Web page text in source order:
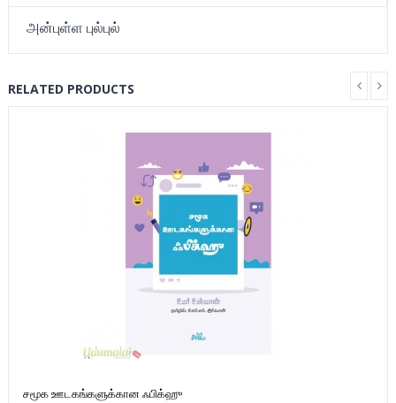
அன்புள்ள புல்புல்
RELATED PRODUCTS
சமூக ஊடகங்களுக்கான ஃபிக்ஹு